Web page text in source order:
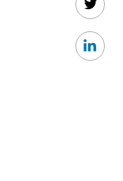
Twitter
Linkedin